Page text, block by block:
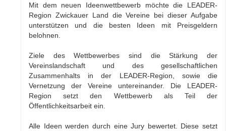
Mit dem neuen Ideenwettbewerb möchte die LEADER-
Region Zwickauer Land die Vereine bei dieser Aufgabe
unterstützen und die besten Ideen mit Preisgeldern
belohnen.
Ziele des Wettbewerbes sind die Stärkung der
Vereinslandschaft und des gesellschaftlichen
Zusammenhalts in der LEADER-Region, sowie die
Vernetzung der Vereine untereinander. Die LEADER-
Region setzt den Wettbewerb als Teil der
Öffentlichkeitsarbeit ein.
Alle Ideen werden durch eine Jury bewertet. Diese setzt